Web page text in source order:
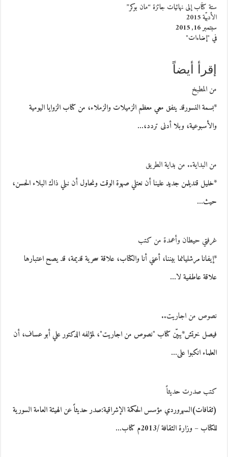
ستة كتّاب إلى نهائيات جائزة “مان بوكر”
الأدبيّة 2015
سبتمبر 16, 2015
في "إضاءات"
إقرأ أيضاً
من المطبخ
*بسمة النسورقد يتفق معي معظم الزميلات والزملاء، من كتاب الزوايا اليومية
والأسبوعية، وبلا أدنى تردد،…
من البداية.. من بداية الطريق
*خليل قنديلمن جديد علينا أن نعتلي صهوة الوقت ونحاول أن نبلي ذاك البلاء الحسن،
حيث…
غرفتي حيطان وأعمدة من كتب
*إيفانا مرشليانما بيننا، أعني أنا والكتاب، علاقة سحرية قديمة، قد يصح اعتبارها
علاقة عاطفية لا…
نصوص من اجاريت..
فيصل خرتش*يبيّن كتاب "نصوص من اجاريت"، لمؤلفه الدكتور علي أبو عساف، أن
العلماء انكبوا على…
كتب صدرت حديثاً
(ثقافات)السهروردي مؤسس الحكمة الإشراقية:صدر حديثاً عن الهيئة العامة السورية
للكتاب – وزارة الثقافة /2013م كتاب…